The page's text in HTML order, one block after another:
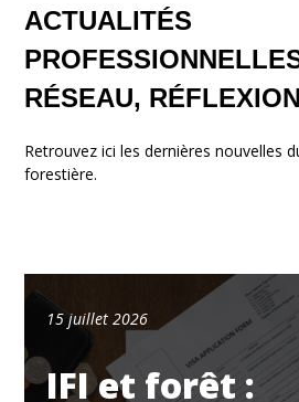
ACTUALITÉS
RÉSEAU,
Retrouvez ici les dernières nouvelles
forestière.
15 juillet 2026
IFI et forêt :